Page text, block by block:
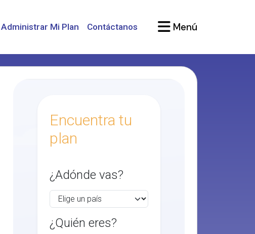
Administrar Mi Plan Contáctanos Menú
Encuentra tu
plan
¿Adónde vas?
¿Quién eres?